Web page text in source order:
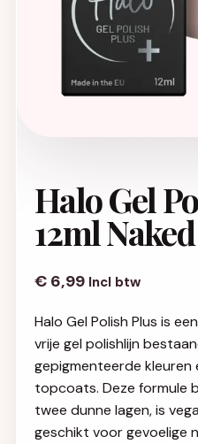
Halo Gel
12ml Naked
€ 6,99 Incl btw
Halo Gel Polish Plus is
vrije gel polishlijn
gepigmenteerde
topcoats. Deze formule
twee dunne lagen, is
geschikt voor gevoelige